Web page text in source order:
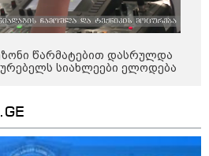
კატეგორიები
ზოგადი
წარმატებით დასრულდა
სიახლეები ელოდება